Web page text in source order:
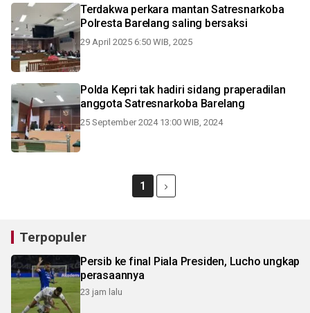
Terdakwa perkara mantan Satresnarkoba
Polresta Barelang saling bersaksi
29 April 2025 6:50 WIB, 2025
Polda Kepri tak hadiri sidang praperadilan
anggota Satresnarkoba Barelang
25 September 2024 13:00 WIB, 2024
1
Terpopuler
Persib ke final Piala Presiden, Lucho ungkap
perasaannya
23 jam lalu